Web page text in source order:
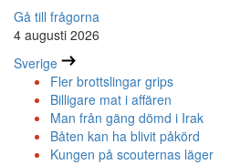
Gå till frågorna
4 augusti 2026
Sverige
Fler brottslingar grips
Billigare mat i affären
Man från gäng dömd i Irak
Båten kan ha blivit påkörd
Kungen på scouternas läger